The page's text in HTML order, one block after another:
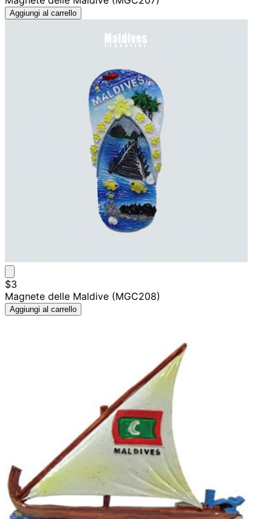
Aggiungi al carrello
$3
Magnete delle Maldive (MGC208)
Aggiungi al carrello